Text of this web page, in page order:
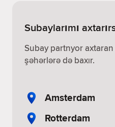
Subaylarımı
Subay partnyor
şəhərlərə də baxır.
Amsterdam
Rotterdam